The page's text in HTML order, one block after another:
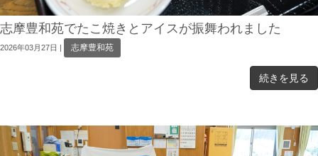
志摩豊和苑でたこ焼きとアイスが振舞われました
2026年03月27日 志摩豊和苑
続きを見る